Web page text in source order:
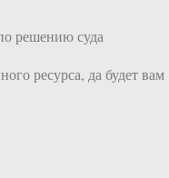
решению суда
ресурса, да будет вам